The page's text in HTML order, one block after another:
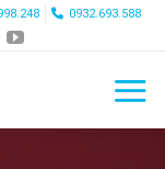
0932.693.588